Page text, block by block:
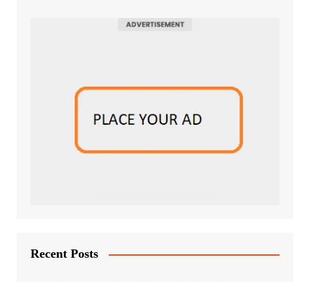
Recent Posts